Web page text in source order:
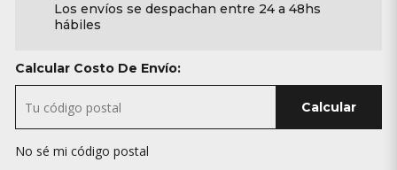
Los envíos se despachan entre 24 a 48hs
hábiles
Calcular Costo De Envío:
Calcular
No sé mi código postal